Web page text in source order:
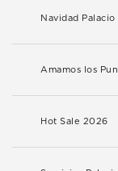
Navidad Palacio
Amamos los
Hot Sale 2026